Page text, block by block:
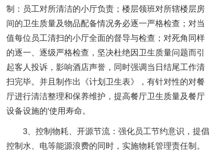
制：员工对所清洁的小厅负责；楼层领班对所辖楼层房
间的卫生质量及物品配备情况务必逐一严格检查；对当
值每位员工清扫的小厅全面的督导与检查；对死角同样
的逐一、逐级严格检查，坚决杜绝因卫生质量问题而引
起客人投诉，影响酒店声誉，同时强调当日结尾工作清
扫完毕。并且制作出《计划卫生表》，有针对性的对餐
厅进行清洁整理和保养维护，提高餐厅卫生质量及餐厅
设备设施的'使用寿命。
3、控制物耗、开源节流：强化员工节约意识，提倡
控制水、电等能源浪费的同时，实施物耗管理责任制。